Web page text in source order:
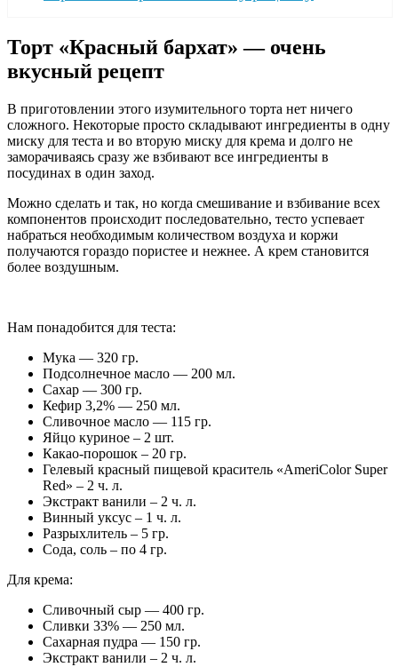
Торт «Красный бархат» — очень
вкусный рецепт
В приготовлении этого изумительного торта нет ничего
сложного. Некоторые просто складывают ингредиенты в одну
миску для теста и во вторую миску для крема и долго не
заморачиваясь сразу же взбивают все ингредиенты в
посудинах в один заход.
Можно сделать и так, но когда смешивание и взбивание всех
компонентов происходит последовательно, тесто успевает
набраться необходимым количеством воздуха и коржи
получаются гораздо пористее и нежнее. А крем становится
более воздушным.
Нам понадобится для теста:
Мука — 320 гр.
Подсолнечное масло — 200 мл.
Сахар — 300 гр.
Кефир 3,2% — 250 мл.
Сливочное масло — 115 гр.
Яйцо куриное – 2 шт.
Какао-порошок – 20 гр.
Гелевый красный пищевой краситель «AmeriColor Super
Red» – 2 ч. л.
Экстракт ванили – 2 ч. л.
Винный уксус – 1 ч. л.
Разрыхлитель – 5 гр.
Сода, соль – по 4 гр.
Для крема:
Сливочный сыр — 400 гр.
Сливки 33% — 250 мл.
Сахарная пудра — 150 гр.
Экстракт ванили – 2 ч. л.